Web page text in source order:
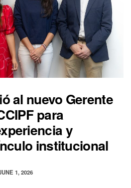
al nuevo Gerente
para
y
institucional
1, 2026